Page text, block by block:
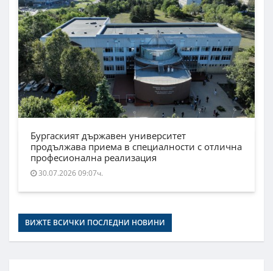
Бургаският държавен университет
продължава приема в специалности с отлична
професионална реализация
30.07.2026 09:07ч.
ВИЖТЕ ВСИЧКИ ПОСЛЕДНИ НОВИНИ